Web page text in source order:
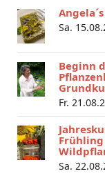
Sa.
Beginn
Fr.
Sa.